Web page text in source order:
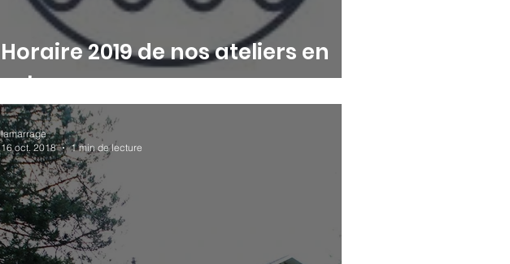
Horaire 2019 de nos ateliers en
externe
lamarrage
16 oct. 2018
1 min de lecture